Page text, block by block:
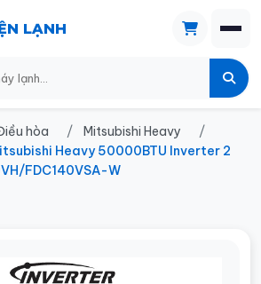
LẠNH
hòa
Mitsubishi Heavy
Heavy 50000BTU Inverter 2
FDC140VSA-W